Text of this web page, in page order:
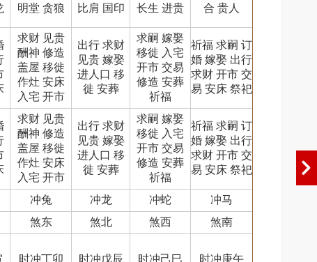
明堂 贪狼
比肩 国印
长生 进贵
合 贵人
求财 见贵
酬神 修造
盖屋 移徙
作灶 安床
入宅 开市
出行 求财
见贵 嫁娶
进人口 移
徙 安葬
求嗣 嫁娶
移徙 入宅
开市 交易
修造 安葬
祈福
祈福 求嗣 订
婚 嫁娶 出行
求财 开市 交
易 安床 祭祀
求财 见贵
酬神 修造
盖屋 移徙
作灶 安床
入宅 开市
出行 求财
见贵 嫁娶
进人口 移
徙 安葬
求嗣 嫁娶
移徙 入宅
开市 交易
修造 安葬
祈福
祈福 求嗣 订
婚 嫁娶 出行
求财 开市 交
易 安床 祭祀
冲兔 冲龙 冲蛇
冲马
煞东 煞北 煞西 煞南
时冲丁卯 时冲戊辰 时冲己巳 时冲庚午